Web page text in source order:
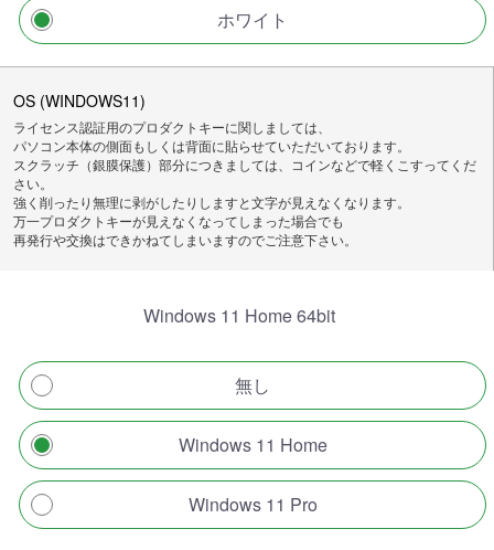
ホワイト
OS (WINDOWS11)
ライセンス認証用のプロダクトキーに関しましては、
パソコン本体の側面もしくは背面に貼らせていただいております。
スクラッチ（銀膜保護）部分につきましては、コインなどで軽くこすってくだ
さい。
強く削ったり無理に剥がしたりしますと文字が見えなくなります。
万一プロダクトキーが見えなくなってしまった場合でも
再発行や交換はできかねてしまいますのでご注意下さい。
Windows 11 Home 64bit
無し
Windows 11 Home
Windows 11 Pro